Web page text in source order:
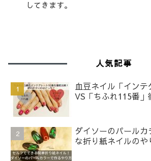
してきます。
人気記事
血豆ネイル「インテ
VS「ちふれ115番」
ダイソーのパール
な折り紙ネイルの